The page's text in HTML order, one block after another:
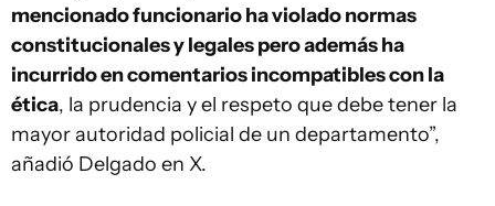
mencionado funcionario ha violado normas
constitucionales y legales pero además ha
incurrido en comentarios incompatibles con la
ética, la prudencia y el respeto que debe tener la
mayor autoridad policial de un departamento”,
añadió Delgado en X.